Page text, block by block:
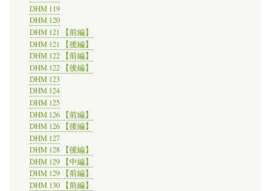
DHM 119
DHM 120
DHM 121 【前編】
DHM 121 【後編】
DHM 122 【前編】
DHM 122 【後編】
DHM 123
DHM 124
DHM 125
DHM 126 【前編】
DHM 126 【後編】
DHM 127
DHM 128 【後編】
DHM 129 【中編】
DHM 129 【前編】
DHM 130 【前編】